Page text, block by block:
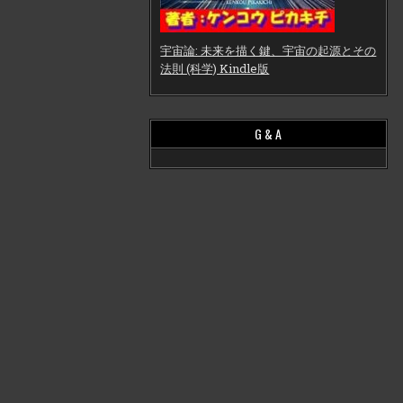
宇宙論: 未来を描く鍵、宇宙の起源とその
法則 (科学) Kindle版
G & A